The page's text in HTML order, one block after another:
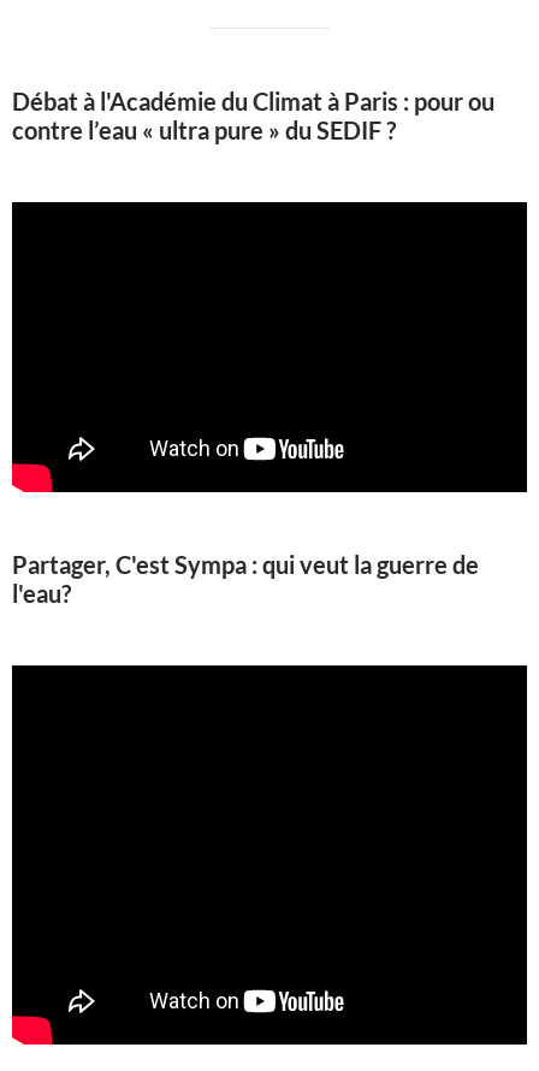
Débat à l'Académie du Climat à Paris : pour ou
contre l’eau « ultra pure » du SEDIF ?
Partager, C'est Sympa : qui veut la guerre de
l'eau?